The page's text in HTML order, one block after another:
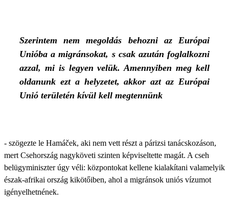
Szerintem nem megoldás behozni az Európai
Unióba a migránsokat, s csak azután foglalkozni
azzal, mi is legyen velük. Amennyiben meg kell
oldanunk ezt a helyzetet, akkor azt az Európai
Unió területén kívül kell megtennünk
- szögezte le Hamáček, aki nem vett részt a párizsi tanácskozáson,
mert Csehország nagyköveti szinten képviseltette magát. A cseh
belügyminiszter úgy véli: központokat kellene kialakítani valamelyik
észak-afrikai ország kikötőiben, ahol a migránsok uniós vízumot
igényelhetnének.